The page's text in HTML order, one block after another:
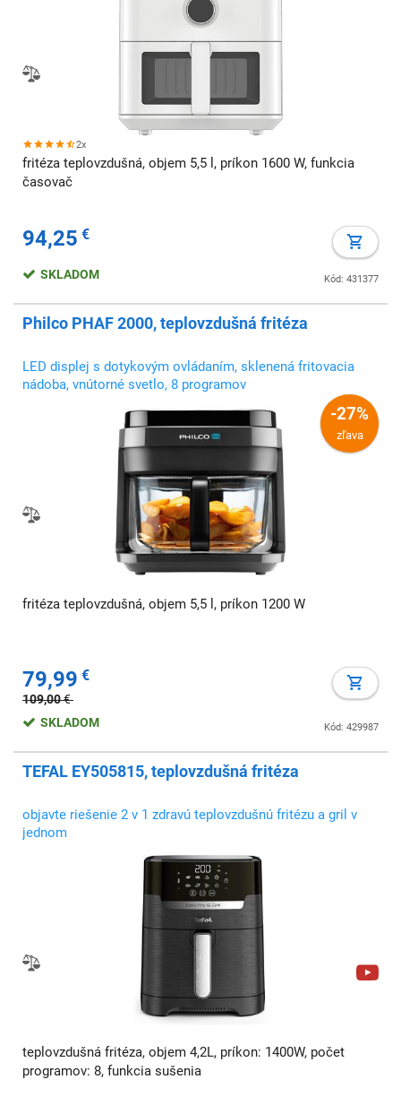
2x
fritéza teplovzdušná, objem 5,5 l, príkon 1600 W, funkcia
časovač
94,25 €
Kód: 431377
SKLADOM
Philco PHAF 2000, teplovzdušná fritéza
LED displej s dotykovým ovládaním, sklenená fritovacia
nádoba, vnútorné svetlo, 8 programov
-27%
zľava
fritéza teplovzdušná, objem 5,5 l, príkon 1200 W
79,99 €
109,00€
Kód: 429987
SKLADOM
TEFAL EY505815, teplovzdušná fritéza
objavte riešenie 2 v 1 zdravú teplovzdušnú fritézu a gril v
jednom
teplovzdušná fritéza, objem 4,2L, príkon: 1400W, počet
programov: 8, funkcia sušenia